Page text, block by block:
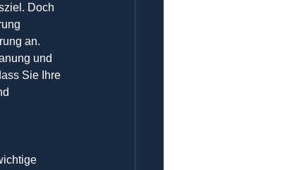
Doch
an.
und
Sie Ihre